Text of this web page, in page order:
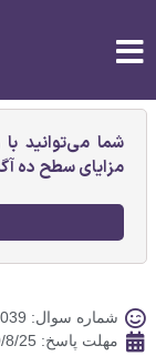
شما می‌توانید
مزایای سطح ده
شماره سوال: 140008039
مهلت پاسخ: 1400/8/25 - تا ساعت 23:59